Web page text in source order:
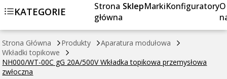
KATEGORIE
Strona
główna
SklepMarkiKonfiguratoryO
Strona Główna Produkty
Aparatura modułowa
Wkładki topikowe
NH000/WT-00C gG 20A/500V Wkładka topikowa przemysłowa
zwłoczna